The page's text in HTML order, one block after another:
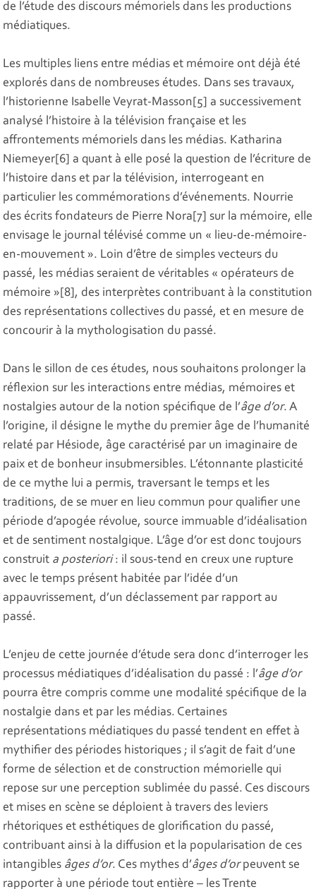
de l’étude des discours mémoriels dans les productions
médiatiques.
Les multiples liens entre médias et mémoire ont déjà été
explorés dans de nombreuses études. Dans ses travaux,
l’historienne Isabelle Veyrat-Masson[5] a successivement
analysé l’histoire à la télévision française et les
affrontements mémoriels dans les médias. Katharina
Niemeyer[6] a quant à elle posé la question de l’écriture de
l’histoire dans et par la télévision, interrogeant en
particulier les commémorations d’événements. Nourrie
des écrits fondateurs de Pierre Nora[7] sur la mémoire, elle
envisage le journal télévisé comme un « lieu-de-mémoire-
en-mouvement ». Loin d’être de simples vecteurs du
passé, les médias seraient de véritables « opérateurs de
mémoire »[8], des interprètes contribuant à la constitution
des représentations collectives du passé, et en mesure de
concourir à la mythologisation du passé.
Dans le sillon de ces études, nous souhaitons prolonger la
réflexion sur les interactions entre médias, mémoires et
nostalgies autour de la notion spécifique de l’âge d’or. A
l’origine, il désigne le mythe du premier âge de l’humanité
relaté par Hésiode, âge caractérisé par un imaginaire de
paix et de bonheur insubmersibles. L’étonnante plasticité
de ce mythe lui a permis, traversant le temps et les
traditions, de se muer en lieu commun pour qualifier une
période d’apogée révolue, source immuable d’idéalisation
et de sentiment nostalgique. L’âge d’or est donc toujours
construit a posteriori: il sous-tend en creux une rupture
avec le temps présent habitée par l’idée d’un
appauvrissement, d’un déclassement par rapport au
passé.
L’enjeu de cette journée d’étude sera donc d’interroger les
processus médiatiques d’idéalisation du passé : l’âge d’or
pourra être compris comme une modalité spécifique de la
nostalgie dans et par les médias. Certaines
représentations médiatiques du passé tendent en effet à
mythifier des périodes historiques ; il s’agit de fait d’une
forme de sélection et de construction mémorielle qui
repose sur une perception sublimée du passé. Ces discours
et mises en scène se déploient à travers des leviers
rhétoriques et esthétiques de glorification du passé,
contribuant ainsi à la diffusion et la popularisation de ces
intangibles âges d’or. Ces mythes d’âges d’orpeuvent se
rapporter à une période tout entière – les Trente